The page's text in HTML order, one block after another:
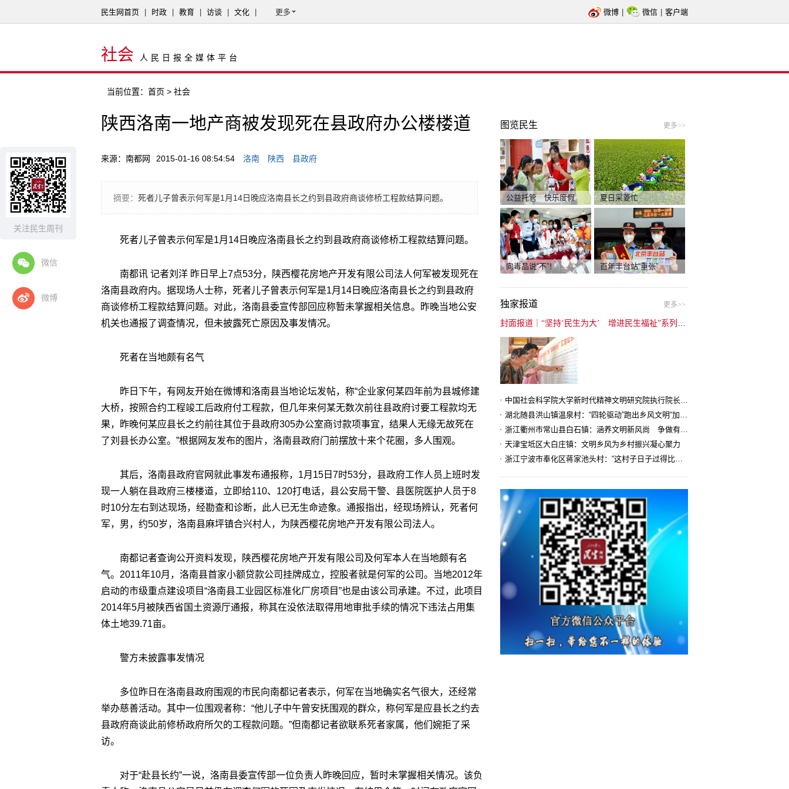
关注民生周刊
微信
微博
民生网首页 时政 教育 访谈 文化 更多 微博 微信 客户端
社会 人民日报全媒体平台
当前位置： 首页 > 社会
陕西洛南一地产商被发现死在县政府办公楼楼道
来源：南都网 2015-01-16 08:54:54 洛南 陕西 县政府
摘要： 死者儿子曾表示何军是1月14日晚应洛南县长之约到县政府商谈修桥工程款结算问题。
死者儿子曾表示何军是1月14日晚应洛南县长之约到县政府商谈修桥工程款结算问题。
南都讯 记者刘洋 昨日早上7点53分，陕西樱花房地产开发有限公司法人何军被发现死在
洛南县政府内。据现场人士称，死者儿子曾表示何军是1月14日晚应洛南县长之约到县政府
商谈修桥工程款结算问题。对此，洛南县委宣传部回应称暂未掌握相关信息。昨晚当地公安
机关也通报了调查情况，但未披露死亡原因及事发情况。
死者在当地颇有名气
昨日下午，有网友开始在微博和洛南县当地论坛发帖，称“企业家何某四年前为县城修建
大桥，按照合约工程竣工后政府付工程款，但几年来何某无数次前往县政府讨要工程款均无
果，昨晚何某应县长之约前往其位于县政府305办公室商讨款项事宜，结果人无缘无故死在
了刘县长办公室。”根据网友发布的图片，洛南县政府门前摆放十来个花圈，多人围观。
其后，洛南县政府官网就此事发布通报称，1月15日7时53分，县政府工作人员上班时发
现一人躺在县政府三楼楼道，立即给110、120打电话，县公安局干警、县医院医护人员于8
时10分左右到达现场，经勘查和诊断，此人已无生命迹象。通报指出，经现场辨认，死者何
军，男，约50岁，洛南县麻坪镇合兴村人，为陕西樱花房地产开发有限公司法人。
南都记者查询公开资料发现，陕西樱花房地产开发有限公司及何军本人在当地颇有名
气。2011年10月，洛南县首家小额贷款公司挂牌成立，控股者就是何军的公司。当地2012年
启动的市级重点建设项目“洛南县工业园区标准化厂房项目”也是由该公司承建。不过，此项目
2014年5月被陕西省国土资源厅通报，称其在没依法取得用地审批手续的情况下违法占用集
体土地39.71亩。
警方未披露事发情况
多位昨日在洛南县政府围观的市民向南都记者表示，何军在当地确实名气很大，还经常
举办慈善活动。其中一位围观者称：“他儿子中午曾安抚围观的群众，称何军是应县长之约去
县政府商谈此前修桥政府所欠的工程款问题。”但南都记者欲联系死者家属，他们婉拒了采
访。
对于“赴县长约”一说，洛南县委宣传部一位负责人昨晚回应，暂时未掌握相关情况。该负
图览民生 更多>>
公益托管 快乐度假 夏日采菱忙
向毒品说“不”！ 百年丰台站“重张”
独家报道 更多>>
中国社会科学院大学新时代精神文明研究院执行院长王维国：文明村镇创建为乡村注入持久发展动力
湖北随县洪山镇温泉村：“四轮驱动”跑出乡风文明“加速度”
浙江衢州市常山县白石镇：涵养文明新风尚 争做有礼白石人
天津宝坻区大白庄镇：文明乡风为乡村振兴凝心聚力
浙江宁波市奉化区蒋家池头村：“这村子日子过得比城里还舒心”